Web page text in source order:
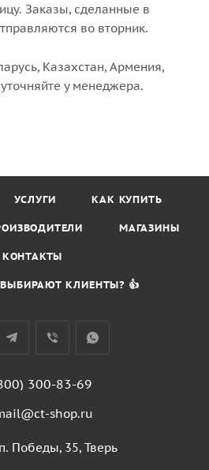
Заказы, сделанные в
во вторник.
Казахстан, Армения,
у менеджера.
УСЛУГИ КАК КУПИТЬ
МАГАЗИНЫ
КОНТАКТЫ
КЛИЕНТЫ? 👍
300-83-69
shop.ru
Победы, 35, Тверь